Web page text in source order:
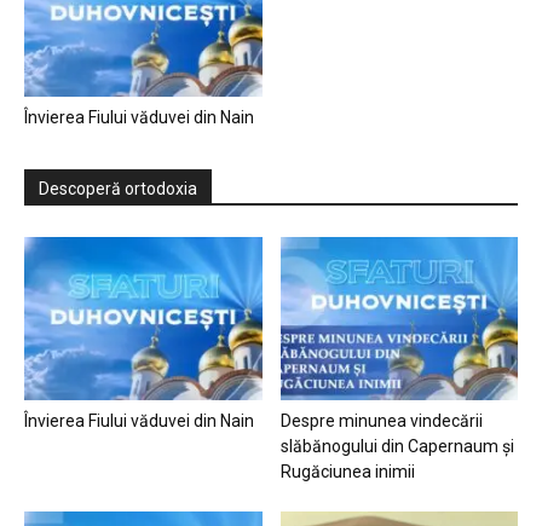
Învierea Fiului văduvei din Nain
Descoperă ortodoxia
Învierea Fiului văduvei din Nain
Despre minunea vindecării
slăbănogului din Capernaum și
Rugăciunea inimii